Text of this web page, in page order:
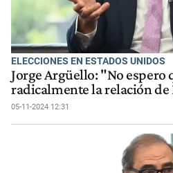
ELECCIONES EN ESTADOS UNIDOS
Jorge Argüello: "No espero
radicalmente la relación
05-11-2024 12:31